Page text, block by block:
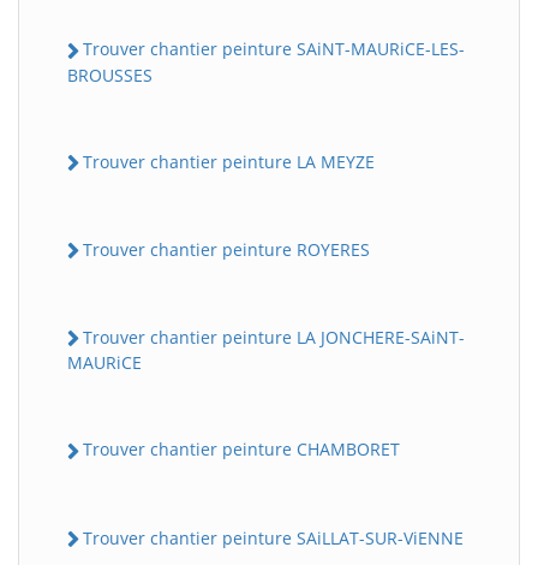
Trouver chantier peinture SAiNT-MAURiCE-LES-
BROUSSES
Trouver chantier peinture LA MEYZE
Trouver chantier peinture ROYERES
Trouver chantier peinture LA JONCHERE-SAiNT-
MAURiCE
Trouver chantier peinture CHAMBORET
Trouver chantier peinture SAiLLAT-SUR-ViENNE